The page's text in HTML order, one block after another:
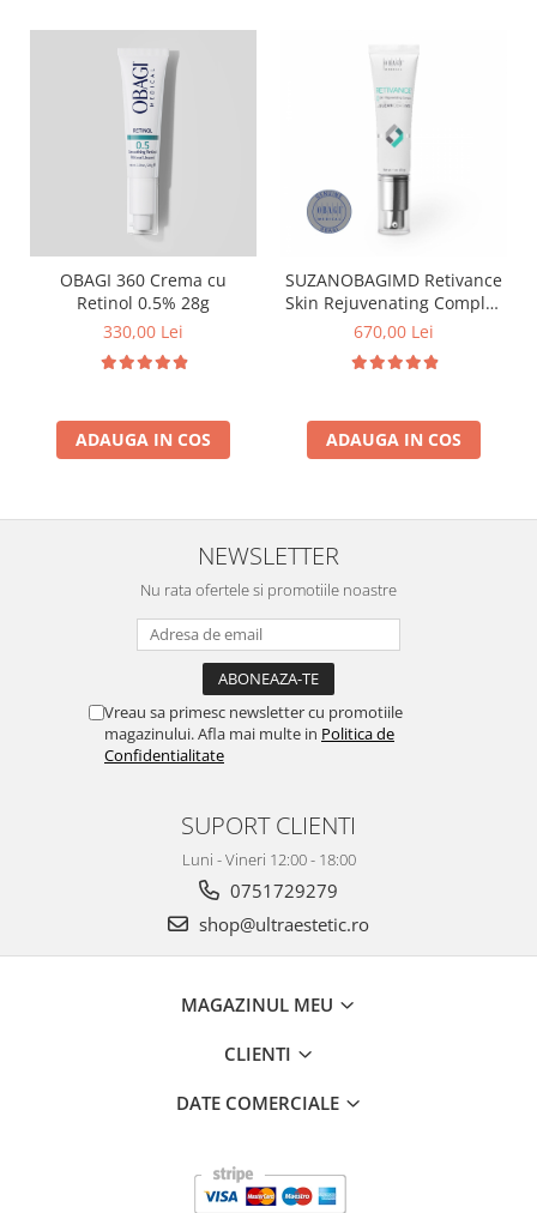
OBAGI 360 Crema cu
Retinol 0.5% 28g
330,00 Lei
ADAUGA IN COS
SUZANOBAGIMD Retivance
Skin Rejuvenating Complex
Crema cu Retinaldehida
670,00 Lei
ADAUGA IN COS
NEWSLETTER
Nu rata ofertele si promotiile noastre
Vreau sa primesc newsletter cu promotiile
magazinului. Afla mai multe in Politica de
Confidentialitate
SUPORT CLIENTI
Luni - Vineri 12:00 - 18:00
0751729279
shop@ultraestetic.ro
MAGAZINUL MEU
CLIENTI
DATE COMERCIALE